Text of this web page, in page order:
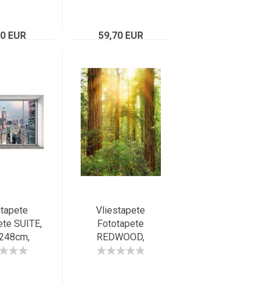
S-W
EUR
Hudson
59,70 EUR
SUITE,
Vliestapete
Fototapete
REDWOOD,
184x248cm,